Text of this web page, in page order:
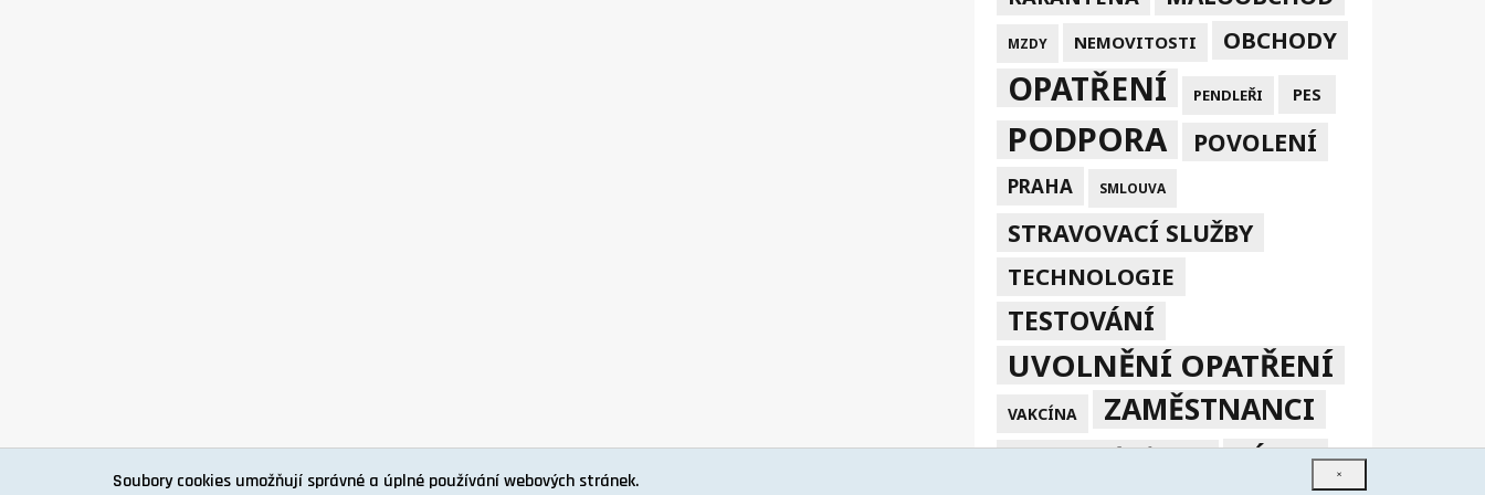
MZDY NEMOVITOSTI OBCHODY
OPATŘENÍ PENDLEŘI PES
PODPORA POVOLENÍ
PRAHA SMLOUVA
STRAVOVACÍ SLUŽBY
TECHNOLOGIE
TESTOVÁNÍ
UVOLNĚNÍ OPATŘENÍ
VAKCÍNA ZAMĚSTNANCI
ZÁKAZ
×
Soubory cookies umožňují správné a úplné používání webových stránek.